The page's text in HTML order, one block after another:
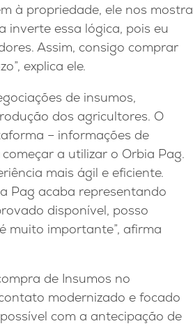
à propriedade, ele nos mostra
inverte essa lógica, pois eu
Assim, consigo comprar
explica ele.
de insumos,
dos agricultores. O
– informações de
a utilizar o Orbia Pag.
mais ágil e eficiente.
Pag acaba representando
disponível, posso
muito importante”, afirma
de Insumos no
modernizado e focado
com a antecipação de